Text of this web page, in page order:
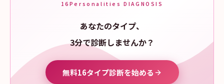
16Personalities DIAGNOSIS
あなたのタイプ、
3分で診断しませんか？
無料16タイプ診断を始める